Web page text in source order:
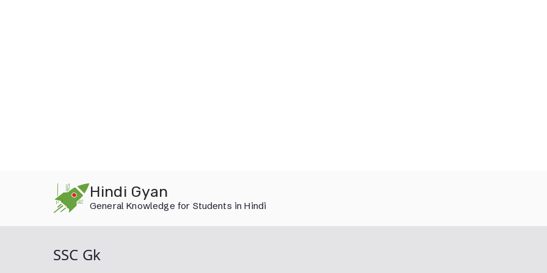
Hindi Gyan
General Knowledge for Students in Hindi
SSC Gk